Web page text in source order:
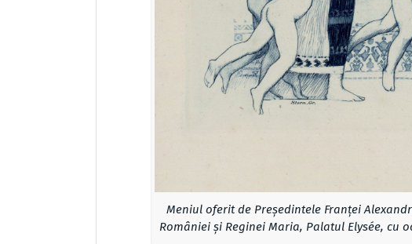
Meniul oferit de Președintele Franței
României și Reginei Maria, Palatul Elysée, cu